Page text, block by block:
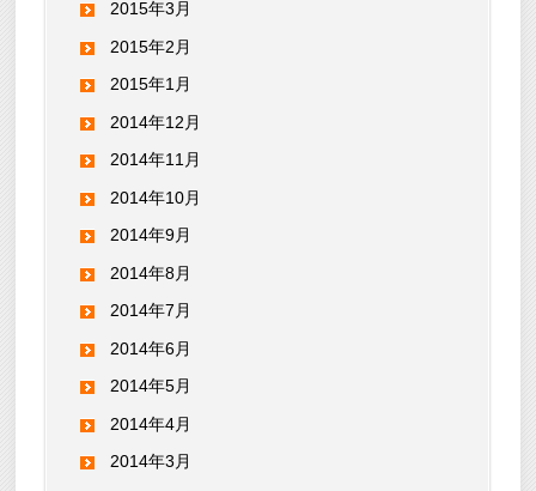
2015年3月
2015年2月
2015年1月
2014年12月
2014年11月
2014年10月
2014年9月
2014年8月
2014年7月
2014年6月
2014年5月
2014年4月
2014年3月